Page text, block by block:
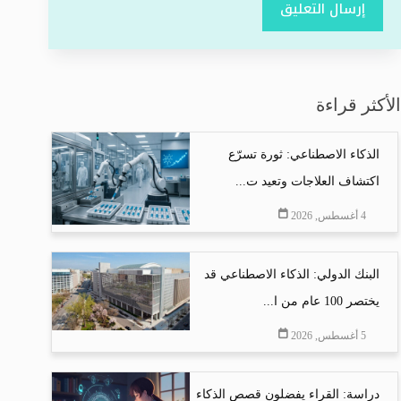
إرسال التعليق
الأكثر قراءة
الذكاء الاصطناعي: ثورة تسرّع
اكتشاف العلاجات وتعيد ت...
4 أغسطس, 2026
البنك الدولي: الذكاء الاصطناعي قد
يختصر 100 عام من ا...
5 أغسطس, 2026
دراسة: القراء يفضلون قصص الذكاء